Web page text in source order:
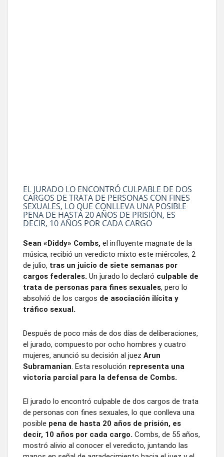
EL JURADO LO ENCONTRÓ CULPABLE DE DOS
CARGOS DE TRATA DE PERSONAS CON FINES
SEXUALES, LO QUE CONLLEVA UNA POSIBLE
PENA DE HASTA 20 AÑOS DE PRISIÓN, ES
DECIR, 10 AÑOS POR CADA CARGO
Sean «Diddy» Combs, el influyente magnate de la
música, recibió un veredicto mixto este miércoles, 2
de julio, tras un juicio de siete semanas por
cargos federales. Un jurado lo declaró culpable de
trata de personas para fines sexuales, pero lo
absolvió de los cargos de asociación ilícita y
tráfico sexual.
Después de poco más de dos días de deliberaciones,
el jurado, compuesto por ocho hombres y cuatro
mujeres, anunció su decisión al juez Arun
Subramanian. Esta resolución representa una
victoria parcial para la defensa de Combs.
El jurado lo encontró culpable de dos cargos de trata
de personas con fines sexuales, lo que conlleva una
posible pena de hasta 20 años de prisión, es
decir, 10 años por cada cargo. Combs, de 55 años,
mostró alivio al conocer el veredicto, juntando las